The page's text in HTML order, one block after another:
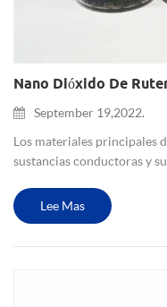
September 19,2022.
Los materiales principales
sustancias conductoras y
fino, por lo que
Lee Mas